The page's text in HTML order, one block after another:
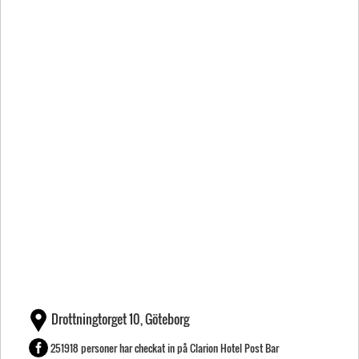
Drottningtorget 10, Göteborg
251918 personer har checkat in på Clarion Hotel Post Bar